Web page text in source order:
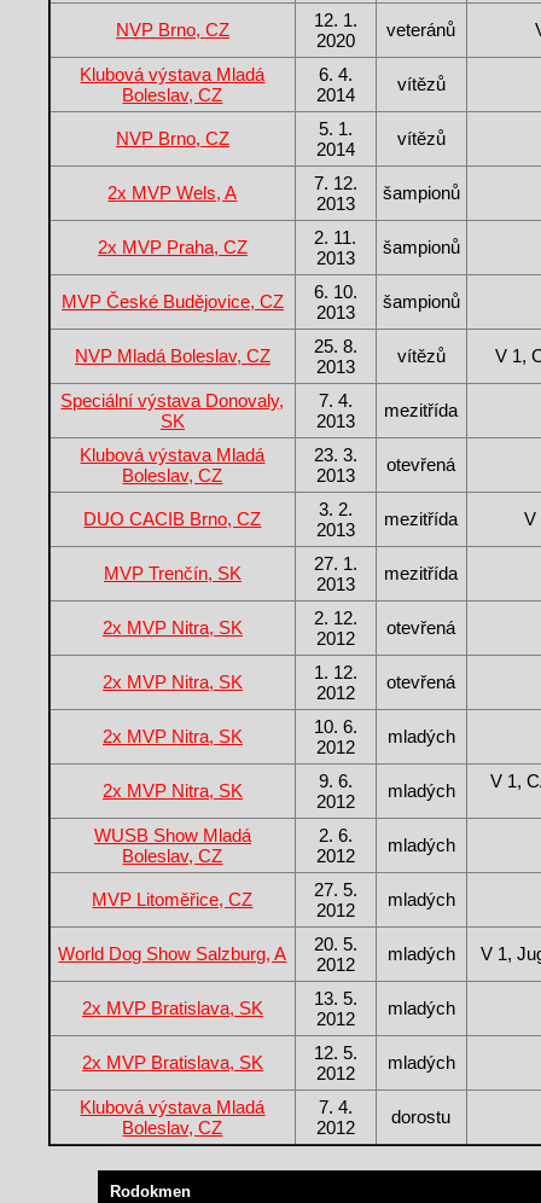
NVP Brno, CZ
12. 1.
2020
veteránů
Klubová výstava Mladá
Boleslav, CZ
6. 4.
2014
vítězů
NVP Brno, CZ
5. 1.
2014
vítězů
2x MVP Wels, A
7. 12.
2013
šampionů
2x MVP Praha, CZ
2. 11.
2013
šampionů
MVP České Budějovice, CZ
6. 10.
2013
šampionů
NVP Mladá Boleslav, CZ
25. 8.
2013
vítězů V 1,
Speciální výstava Donovaly,
SK
7. 4.
2013
mezitřída
Klubová výstava Mladá
Boleslav, CZ
23. 3.
2013
otevřená
DUO CACIB Brno, CZ
3. 2.
2013
mezitřída V
MVP Trenčín, SK
27. 1.
2013
mezitřída
2x MVP Nitra, SK
2. 12.
2012
otevřená
2x MVP Nitra, SK
1. 12.
2012
otevřená
2x MVP Nitra, SK
10. 6.
2012
mladých
2x MVP Nitra, SK
9. 6.
2012
mladých V 1,
WUSB Show Mladá
Boleslav, CZ
2. 6.
2012
mladých
MVP Litoměřice, CZ
27. 5.
2012
mladých
World Dog Show Salzburg, A
20. 5.
2012
mladých V 1,
2x MVP Bratislava, SK
13. 5.
2012
mladých
2x MVP Bratislava, SK
12. 5.
2012
mladých
Klubová výstava Mladá
Boleslav, CZ
7. 4.
2012
dorostu
Rodokmen